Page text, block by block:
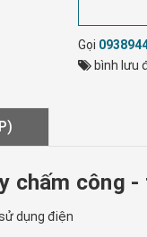
Gọi
bình lưu
chấm công
dụng điện